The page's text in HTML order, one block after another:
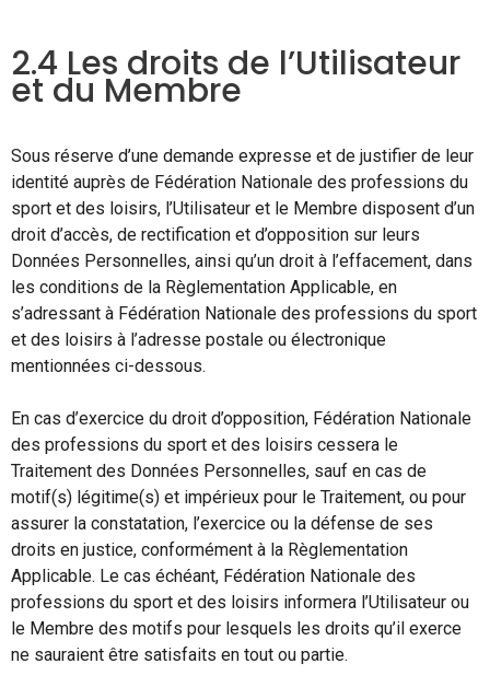
2.4 Les droits de l’Utilisateur
et du Membre
Sous réserve d’une demande expresse et de justifier de leur
identité auprès de Fédération Nationale des professions du
sport et des loisirs, l’Utilisateur et le Membre disposent d’un
droit d’accès, de rectification et d’opposition sur leurs
Données Personnelles, ainsi qu’un droit à l’effacement, dans
les conditions de la Règlementation Applicable, en
s’adressant à Fédération Nationale des professions du sport
et des loisirs à l’adresse postale ou électronique
mentionnées ci-dessous.
En cas d’exercice du droit d’opposition, Fédération Nationale
des professions du sport et des loisirs cessera le
Traitement des Données Personnelles, sauf en cas de
motif(s) légitime(s) et impérieux pour le Traitement, ou pour
assurer la constatation, l’exercice ou la défense de ses
droits en justice, conformément à la Règlementation
Applicable. Le cas échéant, Fédération Nationale des
professions du sport et des loisirs informera l’Utilisateur ou
le Membre des motifs pour lesquels les droits qu’il exerce
ne sauraient être satisfaits en tout ou partie.